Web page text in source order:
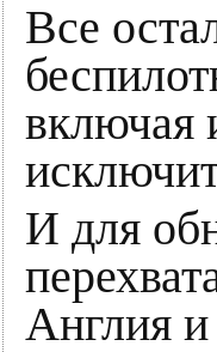
Все
включая
И для
Англия